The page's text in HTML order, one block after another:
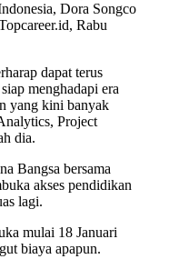
Dora Songco
Rabu
dapat terus
menghadapi era
yang kini banyak
Project
dia.
Bangsa bersama
akses pendidikan
lagi.
mulai 18 Januari
biaya apapun.